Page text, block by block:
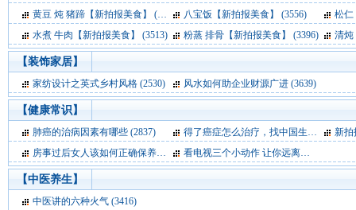
黄豆 炖 猪蹄【新拍报美食】
(3655) 八宝饭【新拍报美食】 (3556)
松仁
水煮 牛肉【新拍报美食】
(3513) 粉蒸 排骨【新拍报美食】 (3396) 清炖
【装饰家居】
家纺设计之英式乡村风格 (2530) 风水如何助企业财源广进 (3639)
【健康常识】
肺癌的治病因素有哪些 (2837) 得了癌症怎么治疗，找中国生物治疗网
新拍
房事过后女人该如何正确保养私处
(3509)
看电视三个小动作 让你远离亚健康
【中医养生】
中医讲的六种火气 (3416)